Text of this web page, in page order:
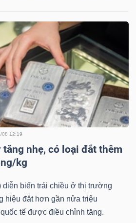
08 12:19
tăng nhẹ, có loại đắt thêm
kg
diễn biến trái chiều ở thị trường
hiệu đắt hơn gần nửa triệu
tế được điều chỉnh tăng.
bộ Người liên quan Cổ đông lớn